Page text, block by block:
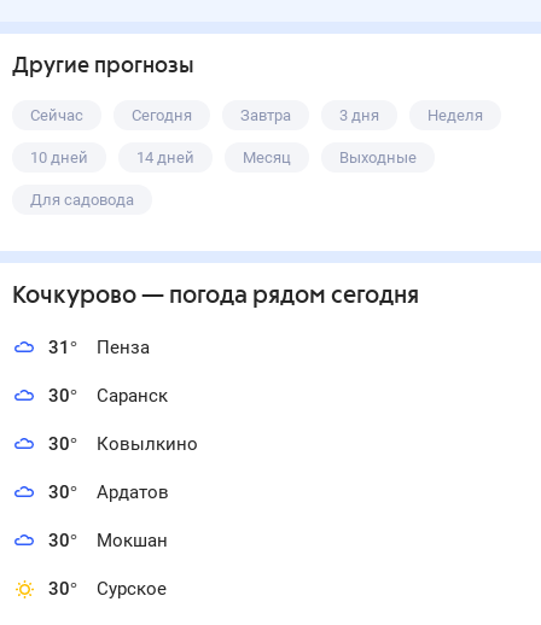
Другие прогнозы
Сейчас Сегодня Завтра 3 дня Неделя
10 дней 14 дней Месяц Выходные
Для садовода
Кочкурово— погода рядом сегодня
31° Пенза
30° Саранск
30° Ковылкино
30° Ардатов
30° Мокшан
30° Сурское